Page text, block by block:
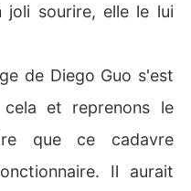
joli sourire, elle le lui
de Diego Guo s'est
cela et reprenons le
que ce cadavre
Il aurait